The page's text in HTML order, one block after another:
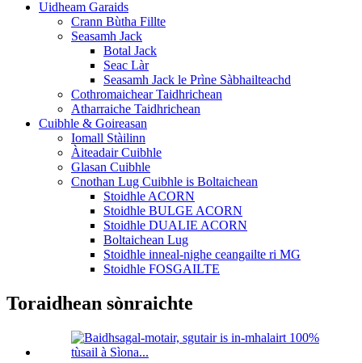
Uidheam Garaids
Crann Bùtha Fillte
Seasamh Jack
Botal Jack
Seac Làr
Seasamh Jack le Prìne Sàbhailteachd
Cothromaichear Taidhrichean
Atharraiche Taidhrichean
Cuibhle & Goireasan
Iomall Stàilinn
Àiteadair Cuibhle
Glasan Cuibhle
Cnothan Lug Cuibhle is Boltaichean
Stoidhle ACORN
Stoidhle BULGE ACORN
Stoidhle DUALIE ACORN
Boltaichean Lug
Stoidhle inneal-nighe ceangailte ri MG
Stoidhle FOSGAILTE
Toraidhean sònraichte